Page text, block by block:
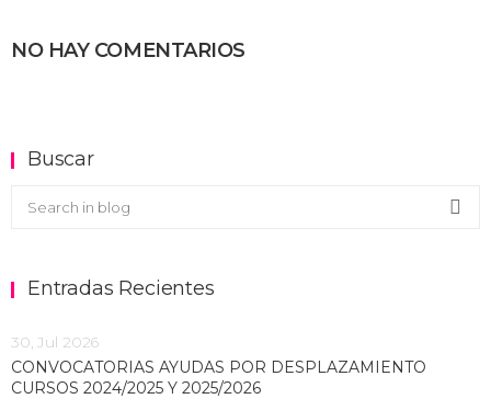
NO HAY COMENTARIOS
Buscar
Buscar en el blog
Entradas Recientes
30, Jul 2026
CONVOCATORIAS AYUDAS POR DESPLAZAMIENTO
CURSOS 2024/2025 Y 2025/2026